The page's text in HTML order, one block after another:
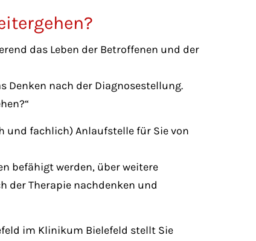
das Leben der Betroffenen und der
Denken nach der Diagnosestellung.
und fachlich) Anlaufstelle für Sie von
befähigt werden, über weitere
der Therapie nachdenken und
im Klinikum Bielefeld stellt Sie